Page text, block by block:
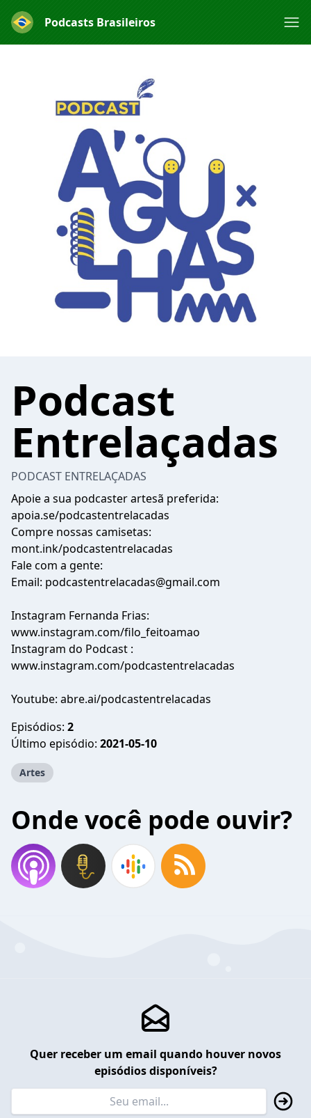
Podcasts Brasileiros
Podcast
Entrelaçadas
PODCAST ENTRELAÇADAS
Apoie a sua podcaster artesã preferida:
apoia.se/podcastentrelacadas
Compre nossas camisetas:
mont.ink/podcastentrelacadas
Fale com a gente:
Email: podcastentrelacadas@gmail.com
Instagram Fernanda Frias:
www.instagram.com/filo_feitoamao
Instagram do Podcast :
www.instagram.com/podcastentrelacadas
Youtube: abre.ai/podcastentrelacadas
Episódios: 2
Último episódio: 2021-05-10
Artes
Onde você pode ouvir?
Quer receber um email quando houver novos
episódios disponíveis?